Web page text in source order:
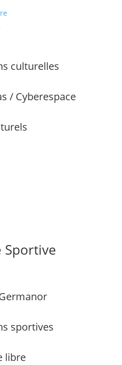
culturelles
/ Cyberespace
Sportive
sportives
libre